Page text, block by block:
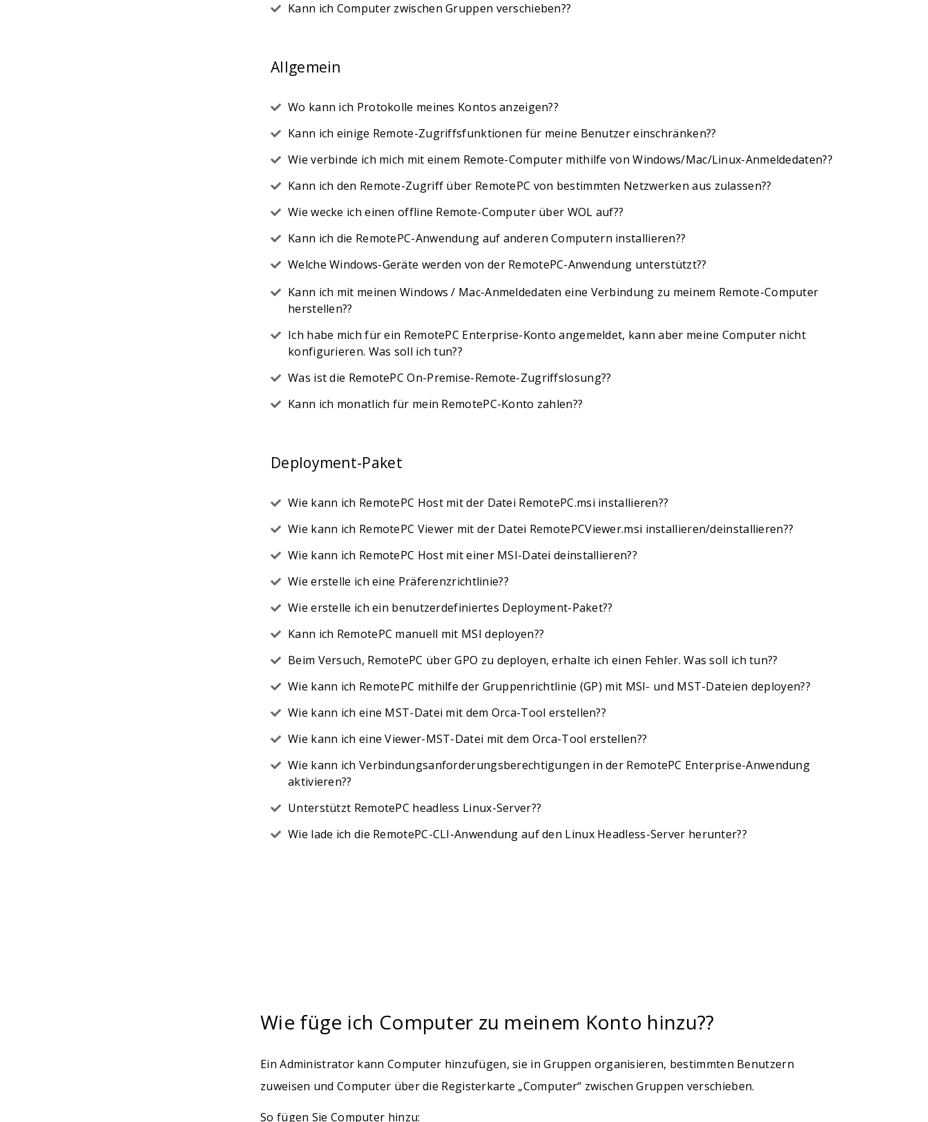
Kann ich Computer zwischen Gruppen verschieben??
Allgemein
Wo kann ich Protokolle meines Kontos anzeigen??
Kann ich einige Remote-Zugriffsfunktionen für meine Benutzer einschränken??
Wie verbinde ich mich mit einem Remote-Computer mithilfe von Windows/Mac/Linux-Anmeldedaten??
Kann ich den Remote-Zugriff über RemotePC von bestimmten Netzwerken aus zulassen??
Wie wecke ich einen offline Remote-Computer über WOL auf??
Kann ich die RemotePC-Anwendung auf anderen Computern installieren??
Welche Windows-Geräte werden von der RemotePC-Anwendung unterstützt??
Kann ich mit meinen Windows / Mac-Anmeldedaten eine Verbindung zu meinem Remote-Computer
herstellen??
Ich habe mich für ein RemotePC Enterprise-Konto angemeldet, kann aber meine Computer nicht
konfigurieren. Was soll ich tun??
Was ist die RemotePC On-Premise-Remote-Zugriffslosung??
Kann ich monatlich für mein RemotePC-Konto zahlen??
Deployment-Paket
Wie kann ich RemotePC Host mit der Datei RemotePC.msi installieren??
Wie kann ich RemotePC Viewer mit der Datei RemotePCViewer.msi installieren/deinstallieren??
Wie kann ich RemotePC Host mit einer MSI-Datei deinstallieren??
Wie erstelle ich eine Präferenzrichtlinie??
Wie erstelle ich ein benutzerdefiniertes Deployment-Paket??
Kann ich RemotePC manuell mit MSI deployen??
Beim Versuch, RemotePC über GPO zu deployen, erhalte ich einen Fehler. Was soll ich tun??
Wie kann ich RemotePC mithilfe der Gruppenrichtlinie (GP) mit MSI- und MST-Dateien deployen??
Wie kann ich eine MST-Datei mit dem Orca-Tool erstellen??
Wie kann ich eine Viewer-MST-Datei mit dem Orca-Tool erstellen??
Wie kann ich Verbindungsanforderungsberechtigungen in der RemotePC Enterprise-Anwendung
aktivieren??
Unterstützt RemotePC headless Linux-Server??
Wie lade ich die RemotePC-CLI-Anwendung auf den Linux Headless-Server herunter??
Wie füge ich Computer zu meinem Konto hinzu??
Ein Administrator kann Computer hinzufügen, sie in Gruppen organisieren, bestimmten Benutzern
zuweisen und Computer über die Registerkarte „Computer“ zwischen Gruppen verschieben.
So fügen Sie Computer hinzu: